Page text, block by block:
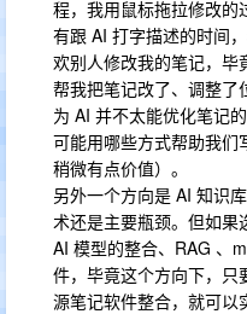
程，我用鼠标拖拉修改的
有跟 AI 打字描述的时间
欢别人修改我的笔记，毕
帮我把笔记改了、调整了
为 AI 并不太能优化笔记
可能用哪些方式帮助我们
稍微有点价值）。
另外一个方向是 AI 知识
术还是主要瓶颈。但如
AI 模型的整合、RAG 、
件，毕竟这个方向下，只
源笔记软件整合，就可以